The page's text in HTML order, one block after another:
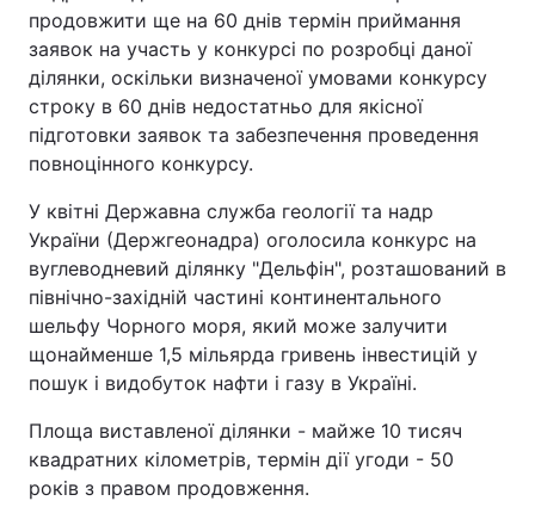
продовжити ще на 60 днів термін приймання
заявок на участь у конкурсі по розробці даної
ділянки, оскільки визначеної умовами конкурсу
строку в 60 днів недостатньо для якісної
підготовки заявок та забезпечення проведення
повноцінного конкурсу.
У квітні Державна служба геології та надр
України (Держгеонадра) оголосила конкурс на
вуглеводневий ділянку "Дельфін", розташований в
північно-західній частині континентального
шельфу Чорного моря, який може залучити
щонайменше 1,5 мільярда гривень інвестицій у
пошук і видобуток нафти і газу в Україні.
Площа виставленої ділянки - майже 10 тисяч
квадратних кілометрів, термін дії угоди - 50
років з правом продовження.